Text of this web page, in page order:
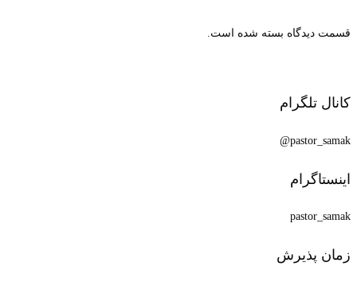
قسمت دیدگاه بسته شده است.
کانال تلگرام
pastor_samak@
اینستاگرام
pastor_samak
زمان پذیرش